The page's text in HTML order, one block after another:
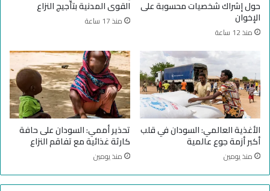
ف
ي
ا
و
د
ا
"
ل
ض
ي
ا
ا
ح
ر
ب
ي
حول إشراك شخصيات محسوبة على
الإخوان
منذ 12 ساعة
القوى المدنية بتأجيج النزاع
منذ 17 ساعة
الأغذية العالمي: السودان في قلب
أكبر أزمة جوع عالمية
منذ يومين
تحذير أممي: السودان على حافة
كارثة غذائية مع تفاقم النزاع
منذ يومين